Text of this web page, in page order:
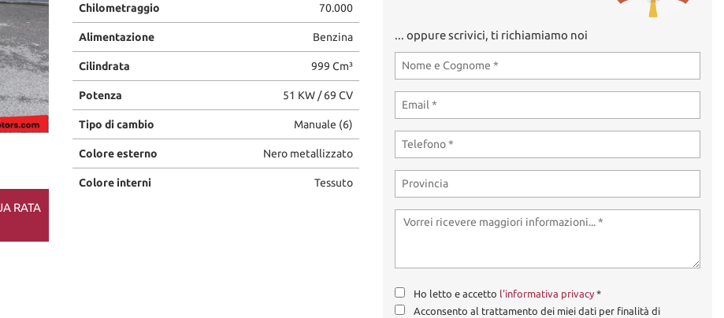
RATA
Chilometraggio 70.000
Alimentazione Benzina
Cilindrata 999 Cm³
Potenza 51 KW / 69 CV
Tipo di cambio Manuale (6)
Colore esterno Nero metallizzato
Colore interni Tessuto
... oppure scrivici, ti richiamiamo noi
Ho letto e accetto l'informativa privacy *
Acconsento al trattamento dei miei dati per finalità di